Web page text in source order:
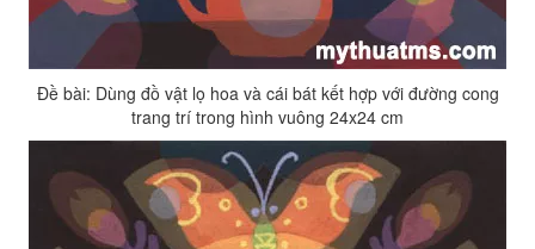
Đề bài: Dùng đồ vật lọ hoa và cái bát kết hợp với đường cong
trang trí trong hình vuông 24x24 cm